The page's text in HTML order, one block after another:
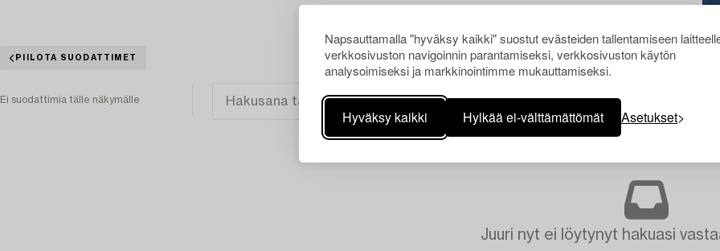
Napsauttamalla "hyväksy kaikki" suostut evästeiden tallentamiseen
verkkosivuston navigoinnin parantamiseksi, verkkosivuston käytön
analysoimiseksi ja markkinointimme mukauttamiseksi.
Hyväksy kaikki Hylkää ei-välttämättömät Asetukset
PIILOTA SUODATTIMET
Ei suodattimia tälle näkymälle
Juuri nyt ei löytynyt hakuasi